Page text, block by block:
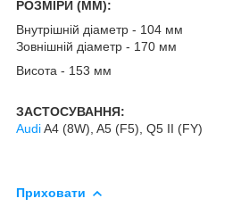
РОЗМІРИ (MM):
Внутрішній діаметр - 104 мм
Зовнішній діаметр - 170 мм
Висота - 153 мм
ЗАСТОСУВАННЯ:
AudiA4 (8W), A5 (F5), Q5 II (FY)
Приховати